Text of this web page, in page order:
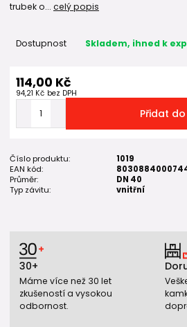
trubek o... celý popis
Dostupnost Skladem, ihned k
114,00 Kč
94,21 Kč bez DPH
Přidat
Číslo produktu:
1019
EAN kód:
Průměr:
DN 40
Typ závitu:
vnitřní
30+
Máme více než 30 let
zkušeností a vysokou
odbornost.